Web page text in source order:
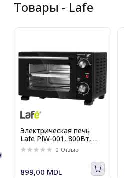
Товары - Lafe
Электрическая печь
Lafe PIW-001, 800Вт,
230 градусов, 10л,
Таймер, Черный
0 Отзыв
899,00 MDL